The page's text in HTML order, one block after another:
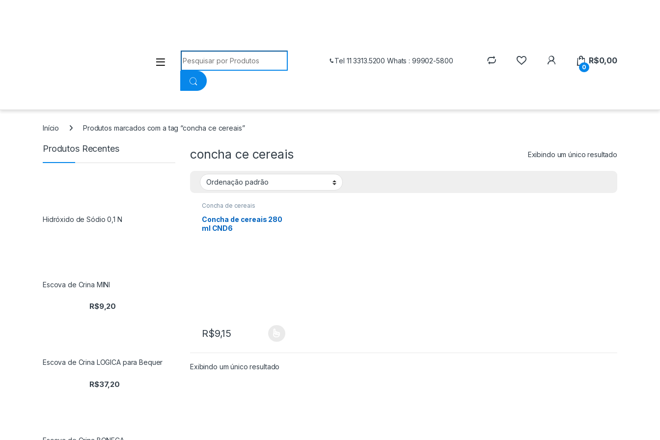
Procurar:
Tel 11 3313.5200 Whats : 99902-5800
0
R$0,00
Início Produtos marcados com a tag “concha ce cereais”
concha ce cereais Exibindo um único resultado
Concha de cereais
Concha de cereais 280
ml CND6
R$9,15
Este produto tem várias variantes. As opções podem ser escolhidas na página do produto
Exibindo um único resultado
Produtos Recentes
Hidróxido de Sódio 0,1 N
Escova de Crina MINI
R$9,20
Escova de Crina LOGICA para Bequer
R$37,20